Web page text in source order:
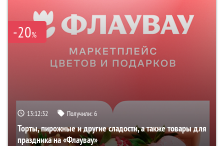
-20%
13:12:32 Получили:6
Торты, пирожные и другие сладости, а также товары для
праздника на «Флаувау»